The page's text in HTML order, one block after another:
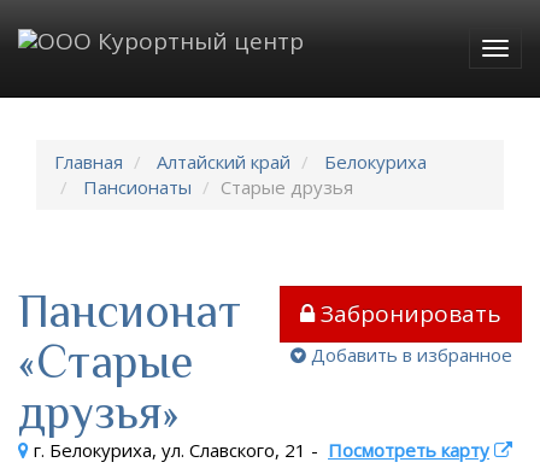
Главная Алтайский край
Белокуриха
Пансионаты
Старые друзья
Забронировать
Добавить в избранное
Пансионат
«Старые
друзья»
г. Белокуриха, ул. Славского, 21 - Посмотреть карту